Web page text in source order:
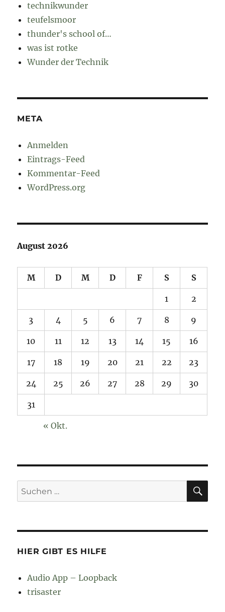
technikwunder
teufelsmoor
thunder's school of…
was ist rotke
Wunder der Technik
META
Anmelden
Eintrags-Feed
Kommentar-Feed
WordPress.org
August 2026
M D M D F S S
1 2
3 4 5 6 7 8 9
10 11 12 13 14 15 16
17 18 19 20 21 22 23
24 25 26 27 28 29 30
31
« Okt.
Suchen
nach:
HIER GIBT ES HILFE
Audio App – Loopback
trisaster